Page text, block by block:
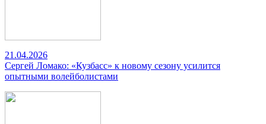
21.04.2026
Сергей Ломако: «Кузбасс» к новому сезону усилится
опытными волейболистами